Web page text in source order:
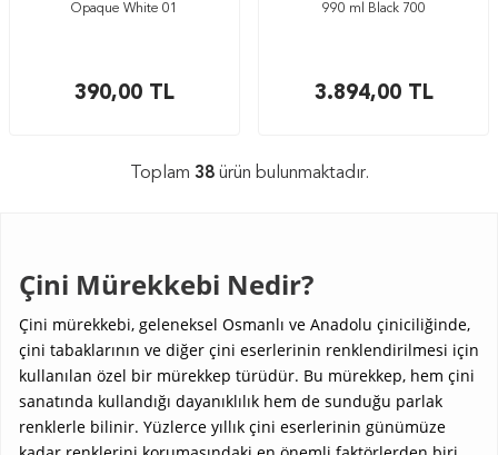
Opaque White 01
390,00 TL
990 ml Black 700
3.894,00TL
Toplam 38ürün bulunmaktadır.
Çini Mürekkebi Nedir?
Çini mürekkebi, geleneksel Osmanlı ve Anadolu çiniciliğinde,
çini tabaklarının ve diğer çini eserlerinin renklendirilmesi için
kullanılan özel bir mürekkep türüdür. Bu mürekkep, hem çini
sanatında kullandığı dayanıklılık hem de sunduğu parlak
renklerle bilinir. Yüzlerce yıllık çini eserlerinin günümüze